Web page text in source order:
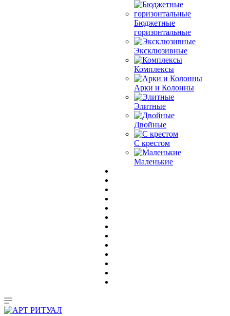
Бюджетные
горизонтальные
Эксклюзивные
Комплексы
Арки и Колонны
Элитные
Двойные
С крестом
Маленькие